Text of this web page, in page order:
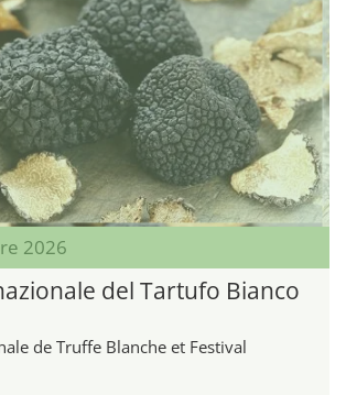
2026
del Tartufo Bianco
de Truffe Blanche et Festival